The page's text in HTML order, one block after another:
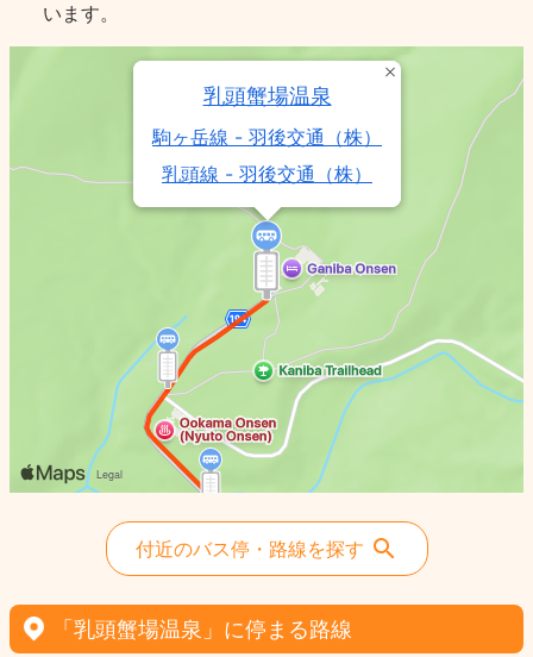
います。
乳頭蟹場温泉
駒ヶ岳線 - 羽後交通（株）
乳頭線 - 羽後交通（株）
付近のバス停・路線を探す
「乳頭蟹場温泉」に停まる路線